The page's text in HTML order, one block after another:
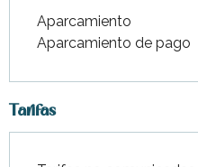
Aparcamiento
Aparcamiento de pago
Tarifas